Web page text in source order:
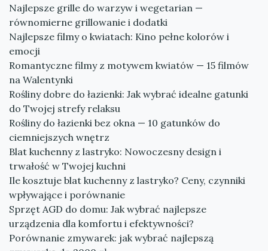
Najlepsze grille do warzyw i wegetarian —
równomierne grillowanie i dodatki
Najlepsze filmy o kwiatach: Kino pełne kolorów i
emocji
Romantyczne filmy z motywem kwiatów — 15 filmów
na Walentynki
Rośliny dobre do łazienki: Jak wybrać idealne gatunki
do Twojej strefy relaksu
Rośliny do łazienki bez okna — 10 gatunków do
ciemniejszych wnętrz
Blat kuchenny z lastryko: Nowoczesny design i
trwałość w Twojej kuchni
Ile kosztuje blat kuchenny z lastryko? Ceny, czynniki
wpływające i porównanie
Sprzęt AGD do domu: Jak wybrać najlepsze
urządzenia dla komfortu i efektywności?
Porównanie zmywarek: jak wybrać najlepszą